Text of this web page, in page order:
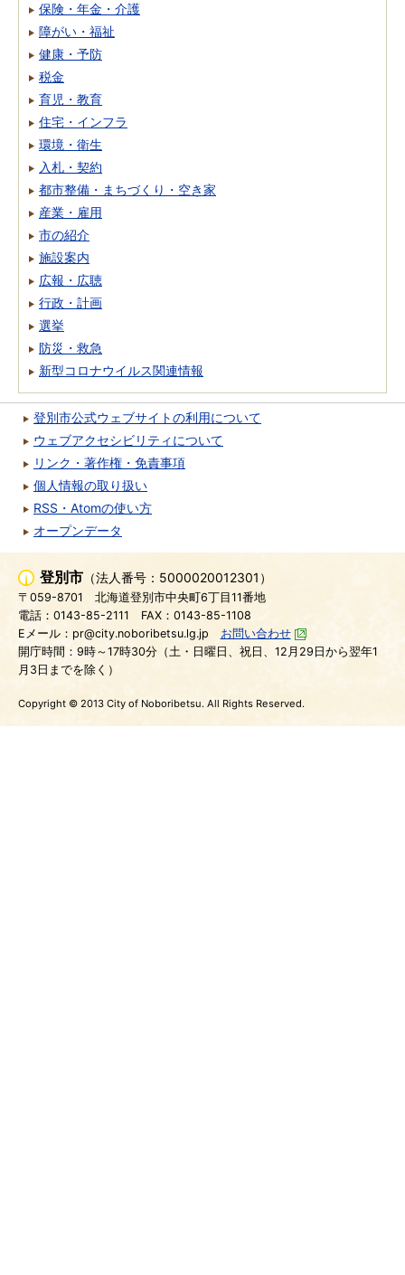
保険・年金・介護
障がい・福祉
健康・予防
税金
育児・教育
住宅・インフラ
環境・衛生
入札・契約
都市整備・まちづくり・空き家
産業・雇用
市の紹介
施設案内
広報・広聴
行政・計画
選挙
防災・救急
新型コロナウイルス関連情報
登別市公式ウェブサイトの利用について
ウェブアクセシビリティについて
リンク・著作権・免責事項
個人情報の取り扱い
RSS・Atomの使い方
オープンデータ
登別市 （法人番号：5000020012301）
〒059-8701
北海道登別市中央町6丁目11番地
電話：0143-85-2111
FAX：0143-85-1108
Eメール：pr@city.noboribetsu.lg.jp
お問い合わせ
開庁時間：9時～17時30分（土・日曜日、祝日、12月29日から翌年1
月3日までを除く）
Copyright © 2013 City of Noboribetsu. All Rights Reserved.